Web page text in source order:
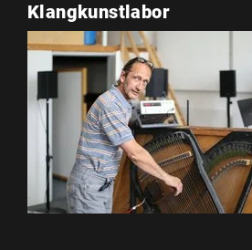
Klangkunstlabor